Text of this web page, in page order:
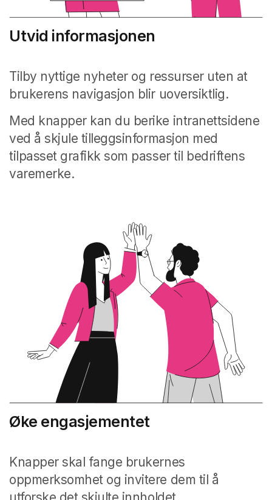
Utvid informasjonen
Tilby nyttige nyheter og ressurser uten at
brukerens navigasjon blir uoversiktlig.
Med knapper kan du berike intranettsidene
ved å skjule tilleggsinformasjon med
tilpasset grafikk som passer til bedriftens
varemerke.
Øke engasjementet
Knapper skal fange brukernes
oppmerksomhet og invitere dem til å